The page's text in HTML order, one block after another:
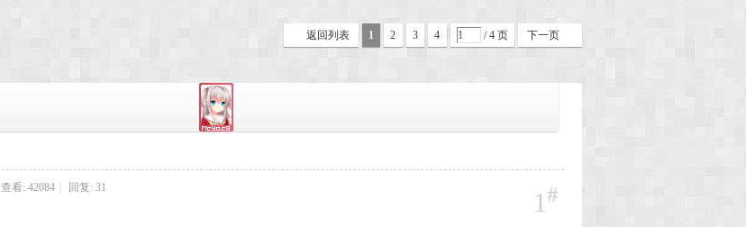
1 2 3 4 / 4 页 下一页
返回列表
1 #
查看: 42084 回复: 31